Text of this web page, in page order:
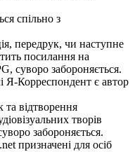
спільно з
передрук, чи наступне
посилання на
суворо забороняється.
Я-Корреспондент є автор
та відтворення
творів
забороняється.
призначені для осіб